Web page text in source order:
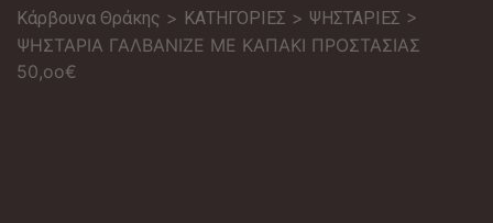
Κάρβουνα Θράκης > ΚΑΤΗΓΟΡΙΕΣ > ΨΗΣΤΑΡΙΕΣ >
ΨΗΣΤΑΡΙΑ ΓΑΛΒΑΝΙΖΕ ΜΕ ΚΑΠΑΚΙ ΠΡΟΣΤΑΣΙΑΣ
50,οο€